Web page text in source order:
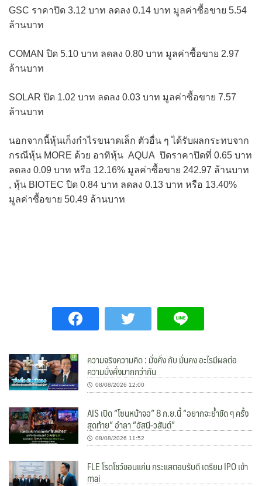
GSC ราคาปิด 3.12 บาท ลดลง 0.14 บาท มูลค่าซื้อขาย 5.54
ล้านบาท
COMAN ปิด 5.10 บาท ลดลง 0.80 บาท มูลค่าซื้อขาย 2.97
ล้านบาท
SOLAR ปิด 1.02 บาท ลดลง 0.03 บาท มูลค่าซื้อขาย 7.57
ล้านบาท
นอกจากนี้หุ้นเก็งกำไรขนาดเล็ก ตัวอื่น ๆ ได้รับผลกระทบจาก
กรณีหุ้น MORE ด้วย อาทิหุ้น AQUA ปิดราคาปิดที่ 0.65 บาท
ลดลง 0.09 บาท หรือ 12.16% มูลค่าซื้อขาย 242.97 ล้านบาท
, หุ้น BIOTEC ปิด 0.84 บาท ลดลง 0.13 บาท หรือ 13.40%
มูลค่าซื้อขาย 50.49 ล้านบาท
ความจริงความคิด : มั่งคั่ง กับ มั่นคง อะไรมีผลต่อ
ความมั่งคั่งมากกว่ากัน
08/08/2026 12:00
AIS เปิด “โซนหน้าจอ” 8 ก.ย.นี้ “อยากจะย้ำชัด ๆ ครั้ง
สุดท้าย” อำลา “อัสนี-วสันต์”
08/08/2026 11:52
FLE โรดโชว์ขอนแก่น กระแสตอบรับดี เตรียม IPO เข้า
mai